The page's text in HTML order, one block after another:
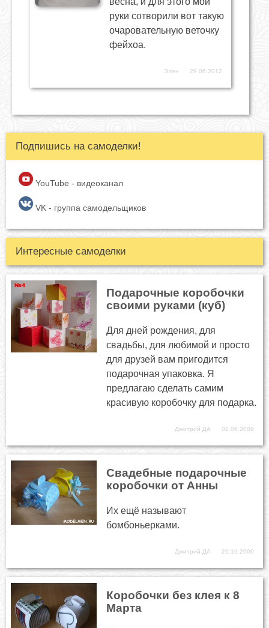
руки сотворили вот такую
очаровательную веточку
фейхоа.
Элен 29.06.2012
Подпишись на самоделки!
YouTube - видеоканал
VK - группа самодельщиков
Интересные самоделки
Подарочные коробочки
своими руками (куб)
Для дней рождения, для
свадьбы, для любимой и просто
для друзей вам пригодится
подарочная упаковка. Я
предлагаю сделать самим
красивую коробочку для подарка.
Дмитрий ДА 01.06.2009
Свадебные подарочные
коробочки от Анны
Их ещё называют
бомбоньерками.
Дмитрий ДА 29.10.2009
Коробочки без клея к 8
Марта